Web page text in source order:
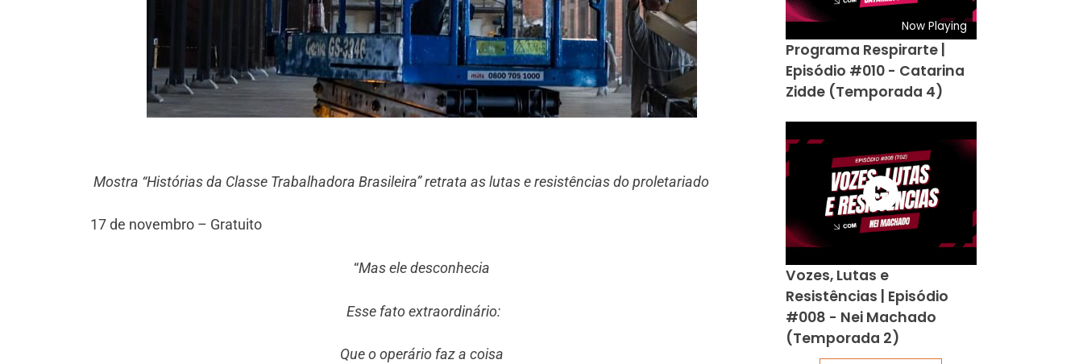
Mostra “Histórias da Classe Trabalhadora Brasileira” retrata as lutas e resistências do proletariado
17 de novembro – Gratuito
“Mas ele desconhecia
Esse fato extraordinário:
Que o operário faz a coisa
Now Playing
Programa Respirarte |
Episódio #010 - Catarina
Zidde (Temporada 4)
Vozes, Lutas e
Resistências | Episódio
#008 - Nei Machado
(Temporada 2)